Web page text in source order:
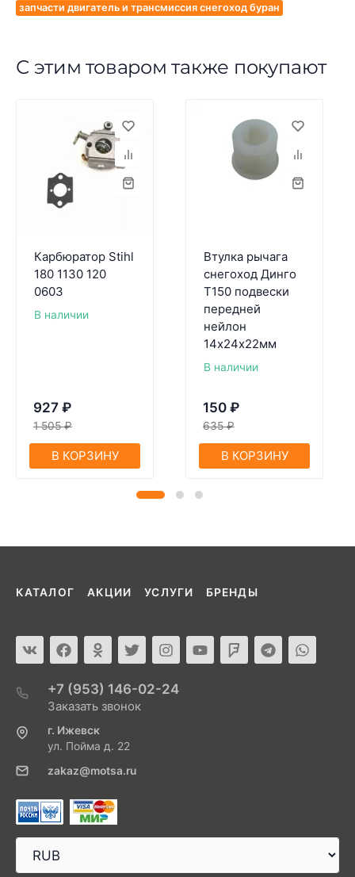
запчасти двигатель и трансмиссия снегоход буран
С этим товаром также покупают
Карбюратор Stihl
180 1130 120
0603
В наличии
927 ₽
1 505 ₽
В КОРЗИНУ
Втулка рычага
снегоход Динго
T150 подвески
передней
нейлон
14х24х22мм
В наличии
150 ₽
635 ₽
В КОРЗИНУ
КАТАЛОГ АКЦИИ УСЛУГИ БРЕНДЫ
+7 (953) 146-02-24
Заказать звонок
г. Ижевск
ул. Пойма д. 22
zakaz@motsa.ru